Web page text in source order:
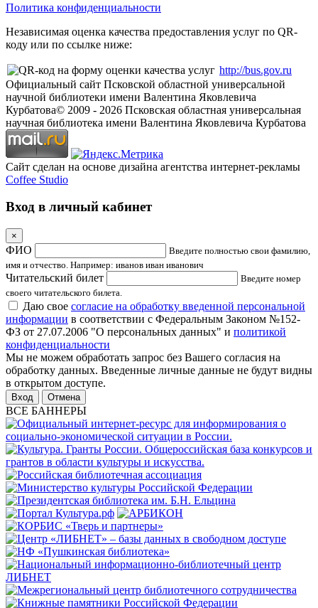
Политика конфиденциальности
Независимая оценка качества предоставления услуг по QR-
коду или по ссылке ниже:
http://bus.gov.ru
Официальный сайт Псковской областной универсальной
научной библиотеки имени Валентина Яковлевича
Курбатова© 2009 - 2026 Псковская областная универсальная
научная библиотека имени Валентина Яковлевича Курбатова
Сайт сделан на основе дизайна агентства интернет-рекламы
Coffee Studio
Вход в личный кабинет
×
ФИО
Введите полностью свои фамилию,
имя и отчество. Например: иванов иван иванович
Читательский билет
Введите номер
своего читательского билета.
Даю свое согласие на обработку введенной персональной
информации в соответствии с Федеральным Законом №152-
ФЗ от 27.07.2006 "О персональных данных" и политикой
конфиденциальности
Мы не можем обработать запрос без Вашего согласия на
обработку данных. Введенные личные данные не будут видны
в открытом доступе.
Отмена
ВСЕ БАННЕРЫ